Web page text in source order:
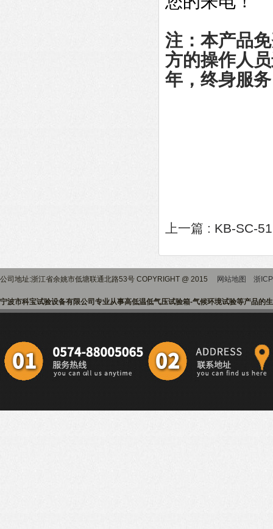
注：本产品
方的操作人
年，终身服
上一篇 : KB-SC-
公司地址:浙江省余姚市低塘联通北路53号 COPYRIGHT @ 2015 网站地图 浙
宁波市科宝试验设备有限公司专业从事高低温低气压试验箱-气候环境试验等产品的